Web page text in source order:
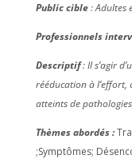
Public cible: Adultes
Professionnels
Descriptif: Il s’agir
rééducation à l’effort,
atteints de
Thèmes abordés :
;Symptômes;